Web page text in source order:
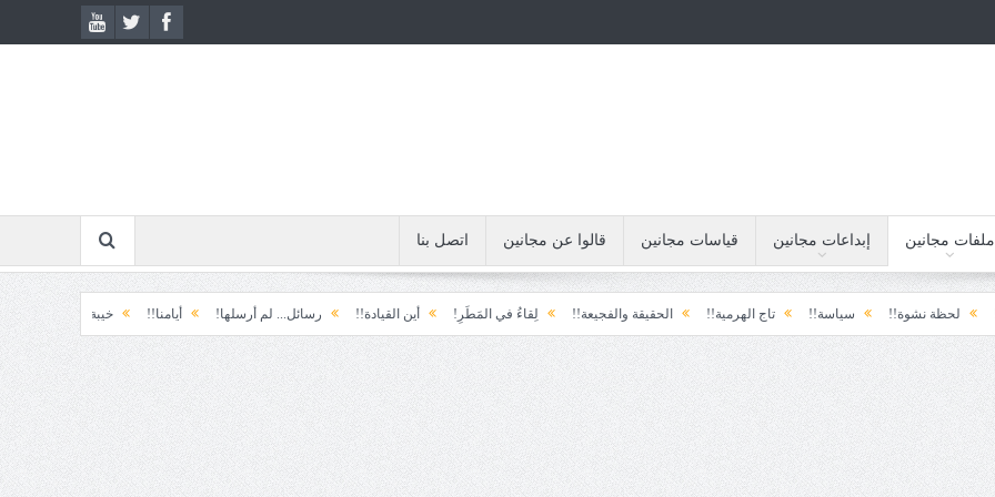
ملفات مجانين إبداعات مجانين قياسات مجانين قالوا عن مجانين اتصل بنا
سياسة!! تاج الهرمية!! الحقيقة والفجيعة!! لِقاءُ في المَطَرِ! أين القيادة!! رسائل... لم أرسلها! أيامنا!! خيبة الأمل.... الأولى! خذ